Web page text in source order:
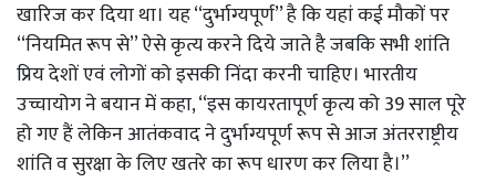
खारिज कर दिया था। यह ‘‘दुर्भाग्यपूर्ण’’ है कि यहां कई मौकों पर
‘‘नियमित रूप से’’ ऐसे कृत्य करने दिये जाते है जबकि सभी शांति
प्रिय देशों एवं लोगों को इसकी निंदा करनी चाहिए। भारतीय
उच्चायोग ने बयान में कहा, ‘‘इस कायरतापूर्ण कृत्य को 39 साल पूरे
हो गए हैं लेकिन आतंकवाद ने दुर्भाग्यपूर्ण रूप से आज अंतरराष्ट्रीय
शांति व सुरक्षा के लिए खतरे का रूप धारण कर लिया है।’’